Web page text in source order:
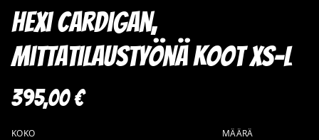
Hexi Cardigan,
mittatilaustyönä koot XS-L
395,00 €
KOKO MÄÄRÄ